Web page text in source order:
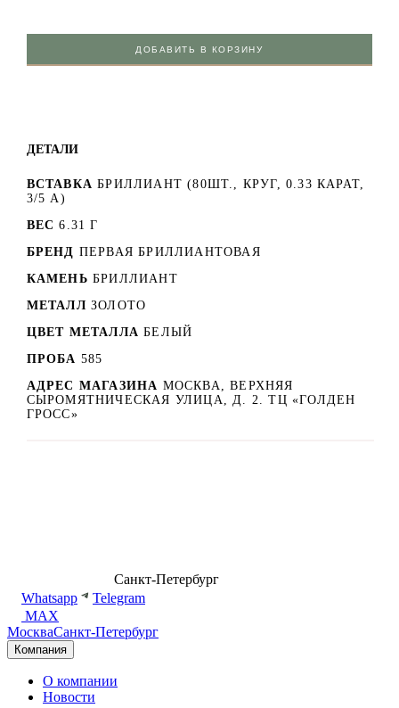
ДОБАВИТЬ В КОРЗИНУ
ДЕТАЛИ
ВСТАВКА БРИЛЛИАНТ (80ШТ., КРУГ, 0.33 КАРАТ,
3/5 А)
ВЕС 6.31 Г
БРЕНД ПЕРВАЯ БРИЛЛИАНТОВАЯ
КАМЕНЬ БРИЛЛИАНТ
МЕТАЛЛ ЗОЛОТО
ЦВЕТ МЕТАЛЛА БЕЛЫЙ
ПРОБА 585
АДРЕС МАГАЗИНА МОСКВА, ВЕРХНЯЯ
СЫРОМЯТНИЧЕСКАЯ УЛИЦА, Д. 2. ТЦ «ГОЛДЕН
ГРОСС»
Санкт-Петербург
Whatsapp
Telegram
MAX
МоскваСанкт-Петербург
Компания
О компании
Новости